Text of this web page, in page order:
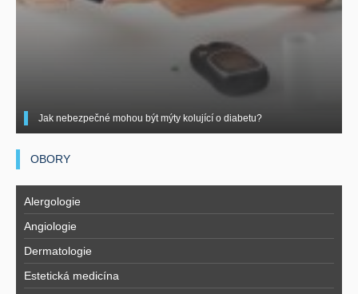
Jak nebezpečné mohou být mýty kolující o diabetu?
OBORY
Alergologie
Angiologie
Dermatologie
Estetická medicína